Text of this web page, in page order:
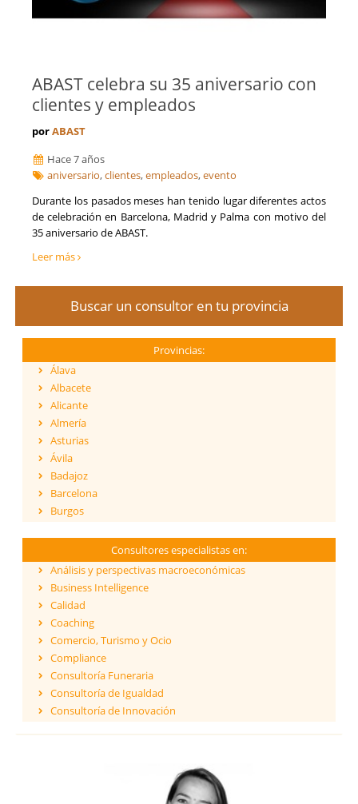
ABAST celebra su 35 aniversario con
clientes y empleados
porABAST
Hace 7 años
aniversario,clientes,empleados,evento
Durante los pasados meses han tenido lugar diferentes actos
de celebración en Barcelona, Madrid y Palma con motivo del
35 aniversario de ABAST.
Leer más
Buscar un consultor en tu provincia
Provincias:
Álava
Albacete
Alicante
Almería
Asturias
Ávila
Badajoz
Barcelona
Burgos
Cantabria
Castellón
Ceuta
Ciudad Real
Córdoba
Cuenca
Girona
Granada
Guadalajara
Consultores especialistas en:
Análisis y perspectivas macroeconómicas
Business Intelligence
Calidad
Coaching
Comercio, Turismo y Ocio
Compliance
Consultoría Funeraria
Consultoría de Igualdad
Consultoría de Innovación
Financiación de proyectos internacionales